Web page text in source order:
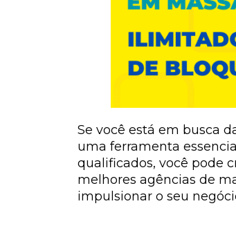
Se você está em busca
uma ferramenta
qualificados, você pode
melhores agências de
impulsionar o seu